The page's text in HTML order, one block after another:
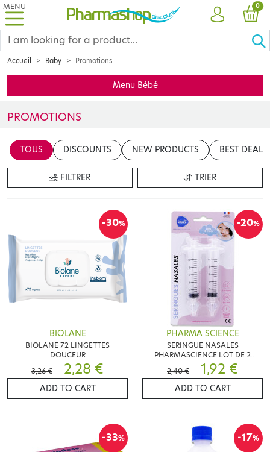
MENU
ACCOUNT
0
Accueil Baby Promotions
Menu Bébé
PROMOTIONS
TOUS
DISCOUNTS NEW PRODUCTS BEST DEALS
FILTRER TRIER
-30%
BIOLANE
BIOLANE 72 LINGETTES
DOUCEUR
3,26 €
2,28 €
ADD TO CART
-20%
PHARMA SCIENCE
SERINGUE NASALES
PHARMASCIENCE LOT DE 2
SERINGUES
2,40 € 1,92 €
ADD TO CART
-33% -17%